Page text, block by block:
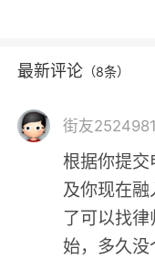
最新评论 （8条）
街友
根据你提
及你现在
了可以找
始，多久